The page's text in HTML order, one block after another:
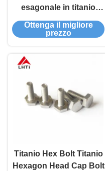
esagonale in titanio
dadi M8 M10 M12
Anodizzazione Elementi
Ottenga il migliore
prezzo
Titanio Hex Bolt Titanio
Hexagon Head Cap Bolt